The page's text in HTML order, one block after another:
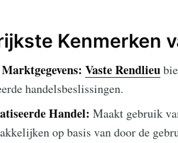
Kenmerken
Vaste Rendlieu
handelsbeslissingen.
Handel: Maakt gebruik
op basis van door de